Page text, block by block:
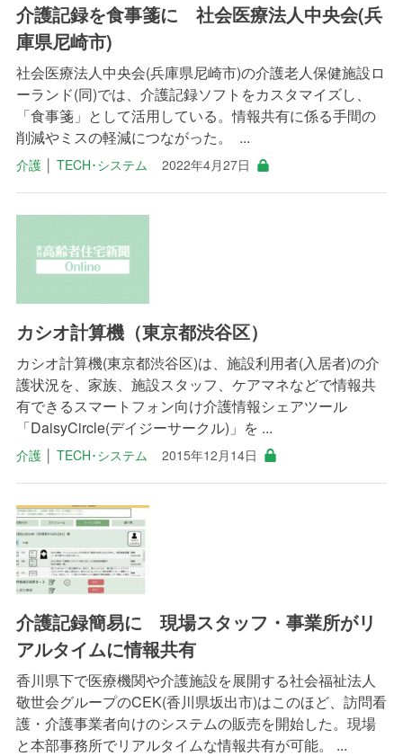
介護記録を食事箋に 社会医療法人中央会(兵
庫県尼崎市)
社会医療法人中央会(兵庫県尼崎市)の介護老人保健施設ロ
ーランド(同)では、介護記録ソフトをカスタマイズし、
「食事箋」として活用している。情報共有に係る手間の
削減やミスの軽減につながった。 ...
介護│ TECH･システム 2022年4月27日
カシオ計算機（東京都渋谷区）
カシオ計算機(東京都渋谷区)は、施設利用者(入居者)の介
護状況を、家族、施設スタッフ、ケアマネなどで情報共
有できるスマートフォン向け介護情報シェアツール
「DaisyCircle(デイジーサークル)」を ...
介護│ TECH･システム 2015年12月14日
介護記録簡易に 現場スタッフ・事業所がリ
アルタイムに情報共有
香川県下で医療機関や介護施設を展開する社会福祉法人
敬世会グループのCEK(香川県坂出市)はこのほど、訪問看
護・介護事業者向けのシステムの販売を開始した。現場
と本部事務所でリアルタイムな情報共有が可能。 ...